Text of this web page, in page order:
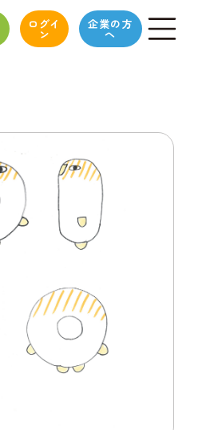
ログイ
ン
企業の方
へ